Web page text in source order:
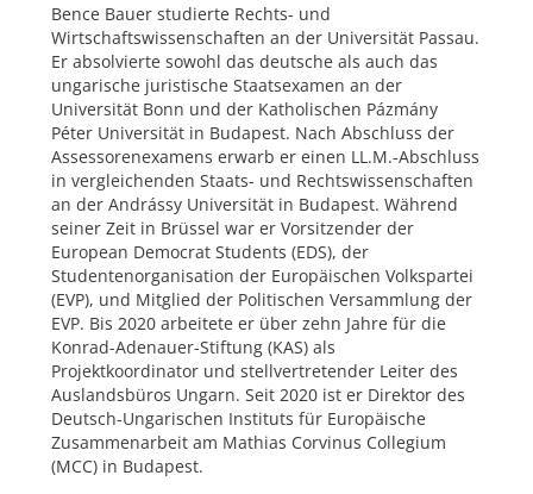
Bence Bauer studierte Rechts- und
Wirtschaftswissenschaften an der Universität Passau.
Er absolvierte sowohl das deutsche als auch das
ungarische juristische Staatsexamen an der
Universität Bonn und der Katholischen Pázmány
Péter Universität in Budapest. Nach Abschluss der
Assessorenexamens erwarb er einen LL.M.-Abschluss
in vergleichenden Staats- und Rechtswissenschaften
an der Andrássy Universität in Budapest. Während
seiner Zeit in Brüssel war er Vorsitzender der
European Democrat Students (EDS), der
Studentenorganisation der Europäischen Volkspartei
(EVP), und Mitglied der Politischen Versammlung der
EVP. Bis 2020 arbeitete er über zehn Jahre für die
Konrad-Adenauer-Stiftung (KAS) als
Projektkoordinator und stellvertretender Leiter des
Auslandsbüros Ungarn. Seit 2020 ist er Direktor des
Deutsch-Ungarischen Instituts für Europäische
Zusammenarbeit am Mathias Corvinus Collegium
(MCC) in Budapest.